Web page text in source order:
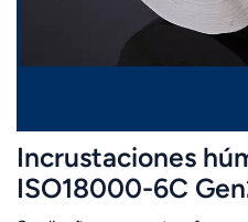
Incrustaciones
ISO18000-6C